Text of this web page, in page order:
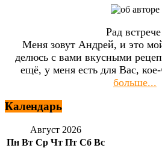
Рад
Меня зовут Андрей, и это
делюсь с вами вкусными
ещё, у меня есть для Вас,
больше...
Календарь
Август 2026
Пн Вт Ср Чт Пт Сб Вс